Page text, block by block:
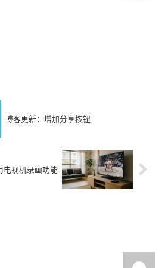
博客更新：增加分享按钮
电视机录画功能